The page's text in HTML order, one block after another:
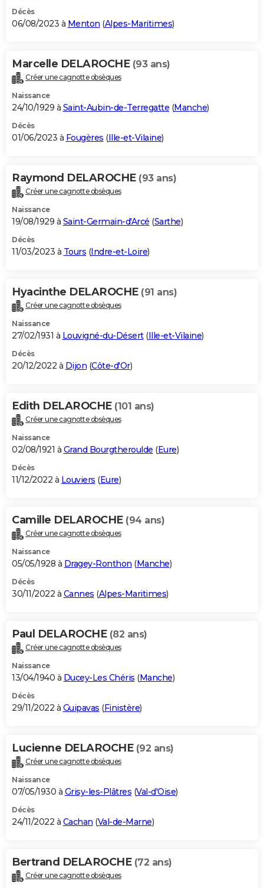
Décès
06/08/2023 à Menton (Alpes-Maritimes)
Marcelle DELAROCHE (93 ans)
Créer une cagnotte obsèques
Naissance
24/10/1929 à Saint-Aubin-de-Terregatte (Manche)
Décès
01/06/2023 à Fougères (Ille-et-Vilaine)
Raymond DELAROCHE (93 ans)
Créer une cagnotte obsèques
Naissance
19/08/1929 à Saint-Germain-d'Arcé (Sarthe)
Décès
11/03/2023 à Tours (Indre-et-Loire)
Hyacinthe DELAROCHE (91 ans)
Créer une cagnotte obsèques
Naissance
27/02/1931 à Louvigné-du-Désert(Ille-et-Vilaine)
Décès
20/12/2022 à Dijon (Côte-d'Or)
Edith DELAROCHE (101 ans)
Créer une cagnotte obsèques
Naissance
02/08/1921 à Grand Bourgtheroulde (Eure)
Décès
11/12/2022 à Louviers (Eure)
Camille DELAROCHE (94 ans)
Créer une cagnotte obsèques
Naissance
05/05/1928 à Dragey-Ronthon (Manche)
Décès
30/11/2022 à Cannes (Alpes-Maritimes)
Paul DELAROCHE (82 ans)
Créer une cagnotte obsèques
Naissance
13/04/1940 à Ducey-Les Chéris (Manche)
Décès
29/11/2022 à Guipavas (Finistère)
Lucienne DELAROCHE (92 ans)
Créer une cagnotte obsèques
Naissance
07/05/1930 à Grisy-les-Plâtres (Val-d'Oise)
Décès
24/11/2022 à Cachan (Val-de-Marne)
Bertrand DELAROCHE (72 ans)
Créer une cagnotte obsèques